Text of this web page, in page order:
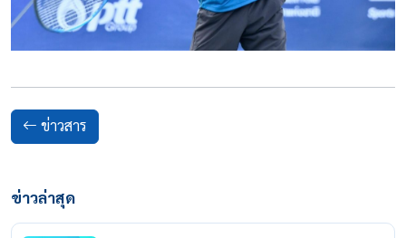
ข่าวสาร
ข่าวล่าสุด